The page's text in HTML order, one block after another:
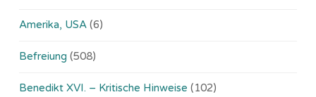
Amerika, USA (6)
Befreiung (508)
Benedikt XVI. – Kritische Hinweise (102)